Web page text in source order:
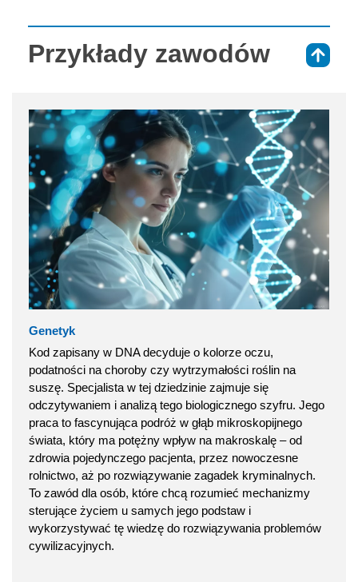
Przykłady zawodów
Genetyk
Kod zapisany w DNA decyduje o kolorze oczu,
podatności na choroby czy wytrzymałości roślin na
suszę. Specjalista w tej dziedzinie zajmuje się
odczytywaniem i analizą tego biologicznego szyfru. Jego
praca to fascynująca podróż w głąb mikroskopijnego
świata, który ma potężny wpływ na makroskalę – od
zdrowia pojedynczego pacjenta, przez nowoczesne
rolnictwo, aż po rozwiązywanie zagadek kryminalnych.
To zawód dla osób, które chcą rozumieć mechanizmy
sterujące życiem u samych jego podstaw i
wykorzystywać tę wiedzę do rozwiązywania problemów
cywilizacyjnych.